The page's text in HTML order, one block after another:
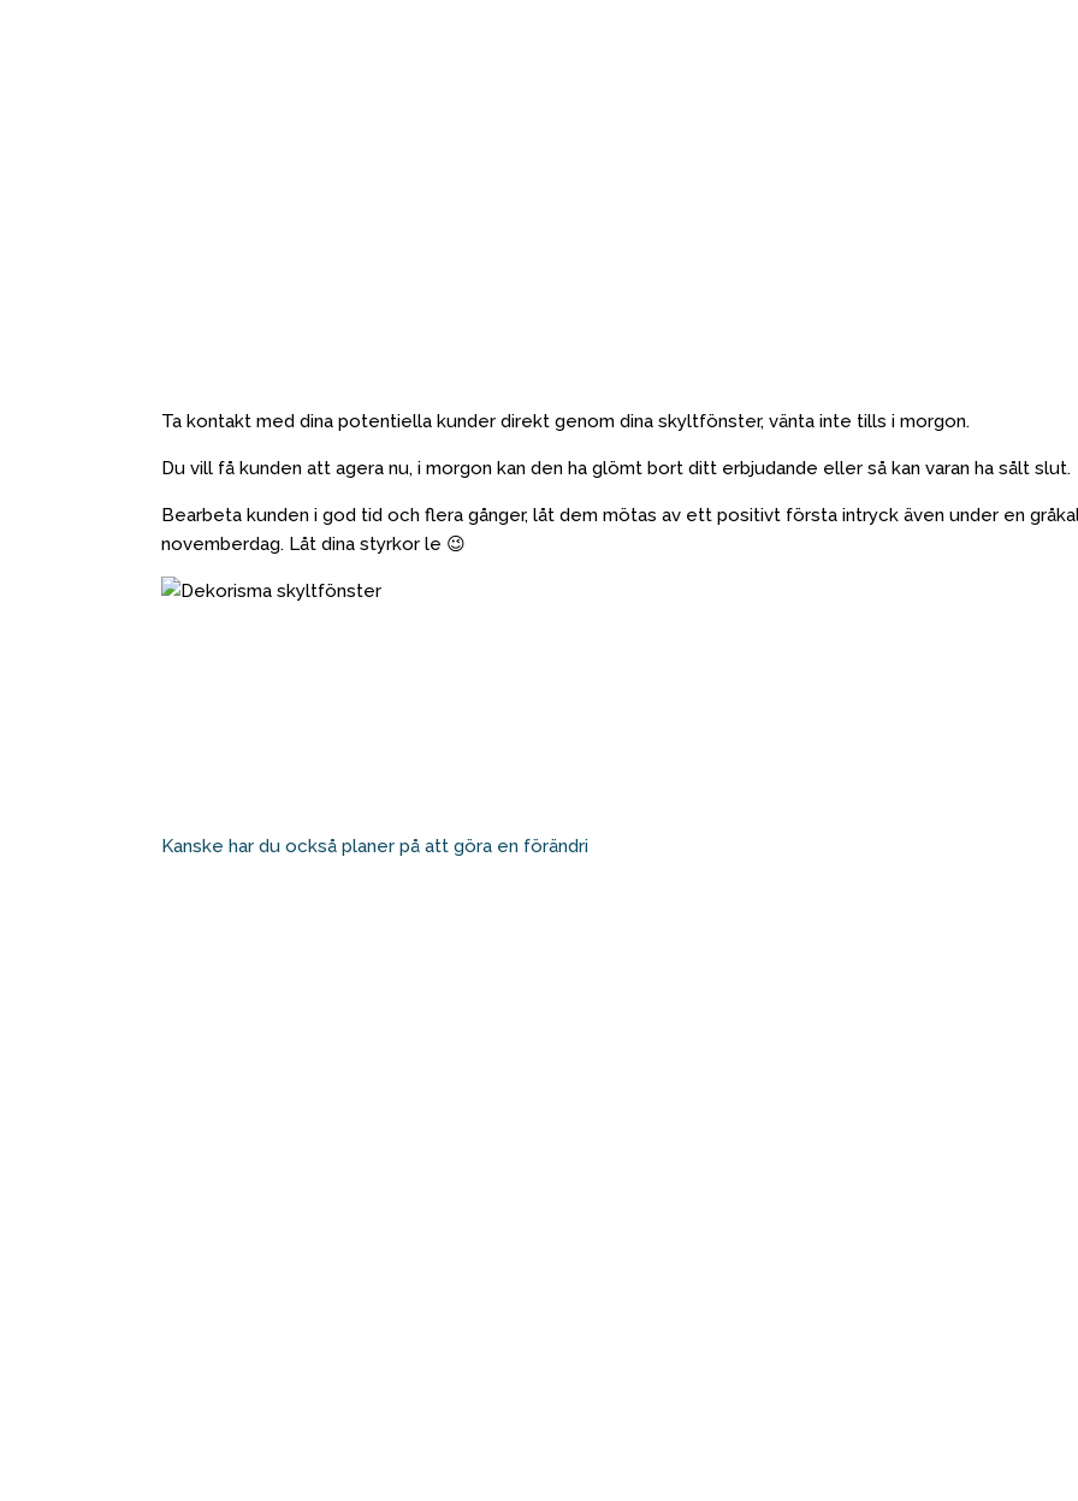
Ta kontakt med dina potentiella kunder direkt genom dina skyltfönster, vänta inte tills i morgon.
Du vill få kunden att agera nu, i morgon kan den ha glömt bort ditt erbjudande eller så kan varan ha sålt slut.
Bearbeta kunden i god tid och flera gånger, låt dem mötas av ett positivt första intryck även under en
novemberdag. Låt dina styrkor le 😉
Kanske har du också planer på att göra en förändri